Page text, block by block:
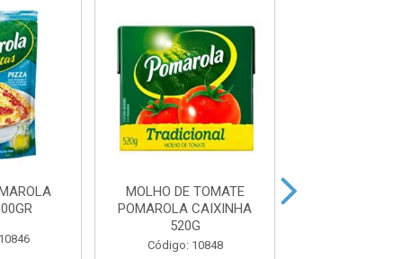
MOLHO DE TOMATE
POMAROLA CAIXINHA
520G
Código: 10848